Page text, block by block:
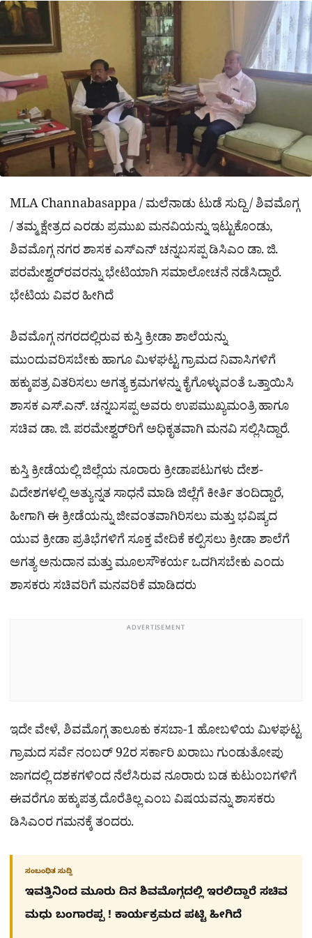
p
p
o a
a
MLA Channabasappa / ಮಲೆನಾಡು ಟುಡೆ ಸುದ್ದಿ / ಶಿವಮೊಗ್ಗ
/ ತಮ್ಮ ಕ್ಷೇತ್ರದ ಎರಡು ಪ್ರಮುಖ ಮನವಿಯನ್ನು ಇಟ್ಟುಕೊಂಡು,
ಶಿವಮೊಗ್ಗ ನಗರ ಶಾಸಕ ಎಸ್​ಎನ್​ ಚನ್ನಬಸಪ್ಪ ಡಿಸಿಎಂ ಡಾ. ಜಿ.
ಪರಮೇಶ್ವರ್​ರವರನ್ನು ಭೇಟಿಯಾಗಿ ಸಮಾಲೋಚನೆ ನಡೆಸಿದ್ದಾರೆ.
ಭೇಟಿಯ ವಿವರ ಹೀಗಿದೆ
ಶಿವಮೊಗ್ಗ ನಗರದಲ್ಲಿರುವ ಕುಸ್ತಿ ಕ್ರೀಡಾ ಶಾಲೆಯನ್ನು
ಮುಂದುವರಿಸಬೇಕು ಹಾಗೂ ಮಿಳಘಟ್ಟ ಗ್ರಾಮದ ನಿವಾಸಿಗಳಿಗೆ
ಹಕ್ಕುಪತ್ರ ವಿತರಿಸಲು ಅಗತ್ಯ ಕ್ರಮಗಳನ್ನು ಕೈಗೊಳ್ಳುವಂತೆ ಒತ್ತಾಯಿಸಿ
ಶಾಸಕ ಎಸ್.ಎನ್. ಚನ್ನಬಸಪ್ಪ ಅವರು ಉಪಮುಖ್ಯಮಂತ್ರಿ ಹಾಗೂ
ಸಚಿವ ಡಾ. ಜಿ. ಪರಮೇಶ್ವರ್​ರಿಗೆ ಅಧಿಕೃತವಾಗಿ ಮನವಿ ಸಲ್ಲಿಸಿದ್ದಾರೆ.
ಕುಸ್ತಿ ಕ್ರೀಡೆಯಲ್ಲಿ ಜಿಲ್ಲೆಯ ನೂರಾರು ಕ್ರೀಡಾಪಟುಗಳು ದೇಶ-
ವಿದೇಶಗಳಲ್ಲಿ ಅತ್ಯುನ್ನತ ಸಾಧನೆ ಮಾಡಿ ಜಿಲ್ಲೆಗೆ ಕೀರ್ತಿ ತಂದಿದ್ದಾರೆ,
ಹೀಗಾಗಿ ಈ ಕ್ರೀಡೆಯನ್ನು ಜೀವಂತವಾಗಿರಿಸಲು ಮತ್ತು ಭವಿಷ್ಯದ
ಯುವ ಕ್ರೀಡಾ ಪ್ರತಿಭೆಗಳಿಗೆ ಸೂಕ್ತ ವೇದಿಕೆ ಕಲ್ಪಿಸಲು ಕ್ರೀಡಾ ಶಾಲೆಗೆ
ಅಗತ್ಯ ಅನುದಾನ ಮತ್ತು ಮೂಲಸೌಕರ್ಯ ಒದಗಿಸಬೇಕು ಎಂದು
ಶಾಸಕರು ಸಚಿವರಿಗೆ ಮನವರಿಕೆ ಮಾಡಿದರು
ADVERTISEMENT
ಇದೇ ವೇಳೆ, ಶಿವಮೊಗ್ಗ ತಾಲೂಕು ಕಸಬಾ-1 ಹೋಬಳಿಯ ಮಿಳಘಟ್ಟ
ಗ್ರಾಮದ ಸರ್ವೆ ನಂಬರ್ 92ರ ಸರ್ಕಾರಿ ಖರಾಬು ಗುಂಡುತೋಪು
ಜಾಗದಲ್ಲಿ ದಶಕಗಳಿಂದ ನೆಲೆಸಿರುವ ನೂರಾರು ಬಡ ಕುಟುಂಬಗಳಿಗೆ
ಈವರೆಗೂ ಹಕ್ಕುಪತ್ರ ದೊರೆತಿಲ್ಲ ಎಂಬ ವಿಷಯವನ್ನು ಶಾಸಕರು
ಡಿಸಿಎಂರ ಗಮನಕ್ಕೆ ತಂದರು.
ಸಂಬಂಧಿತ ಸುದ್ದಿ
ಇವತ್ತಿನಿಂದ ಮೂರು ದಿನ ಶಿವಮೊಗ್ಗದಲ್ಲಿ ಇರಲಿದ್ದಾರೆ ಸಚಿವ
ಮಧು ಬಂಗಾರಪ್ಪ ! ಕಾರ್ಯಕ್ರಮದ ಪಟ್ಟಿ ಹೀಗಿದೆ